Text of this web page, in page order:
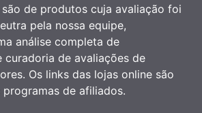
de produtos cuja avaliação foi
pela nossa equipe,
análise completa de
curadoria de avaliações de
Os links das lojas online são
de afiliados.